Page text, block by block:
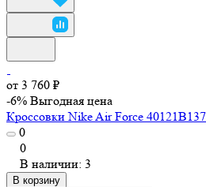
от 3 760 ₽
-6% Выгодная цена
Кроссовки Nike Air Force
0
0
В наличии: 3
В корзину